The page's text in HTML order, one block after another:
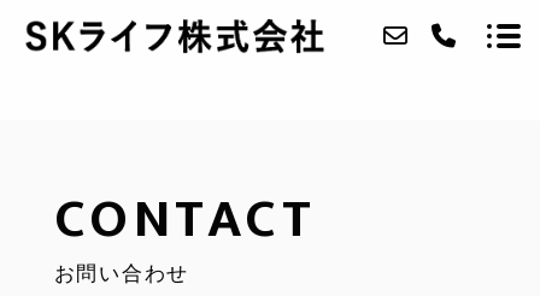
SERVICE
CONTACT
お問い合わせ